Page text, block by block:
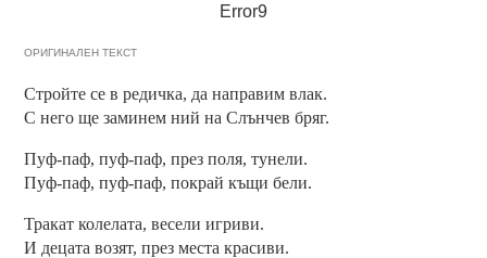
Error9
ОРИГИНАЛЕН ТЕКСТ
Стройте се в редичка, да направим влак.
С него ще заминем ний на Слънчев бряг.
Пуф-паф, пуф-паф, през поля, тунели.
Пуф-паф, пуф-паф, покрай къщи бели.
Тракат колелата, весели игриви.
И децата возят, през места красиви.